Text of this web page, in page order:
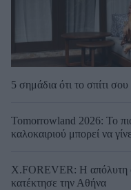
5 σημάδια ότι το σπίτι
Tomorrowland 2026: Το
καλοκαιριού μπορεί να
X.FOREVER: Η απόλυτη
κατέκτησε την Αθήνα